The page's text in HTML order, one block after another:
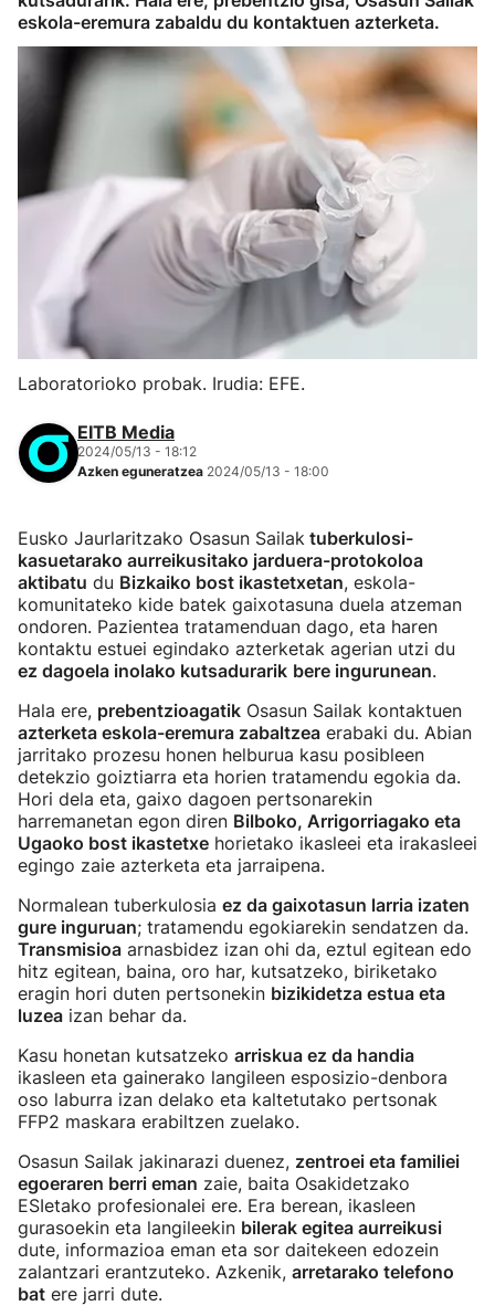
eskola-eremura zabaldu du kontaktuen azterketa.
Laboratorioko probak. Irudia: EFE.
EITB Media
2024/05/13 - 18:12
Azken eguneratzea 2024/05/13 - 18:00
Eusko Jaurlaritzako Osasun Sailak tuberkulosi-
kasuetarako aurreikusitako jarduera-protokoloa
aktibatu du Bizkaiko bost ikastetxetan, eskola-
komunitateko kide batek gaixotasuna duela atzeman
ondoren. Pazientea tratamenduan dago, eta haren
kontaktu estuei egindako azterketak agerian utzi du
ez dagoela inolako kutsadurarik bere ingurunean.
Hala ere, prebentzioagatik Osasun Sailak kontaktuen
azterketa eskola-eremura zabaltzea erabaki du. Abian
jarritako prozesu honen helburua kasu posibleen
detekzio goiztiarra eta horien tratamendu egokia da.
Hori dela eta, gaixo dagoen pertsonarekin
harremanetan egon diren Bilboko, Arrigorriagako eta
Ugaoko bost ikastetxe horietako ikasleei eta irakasleei
egingo zaie azterketa eta jarraipena.
Normalean tuberkulosia ez da gaixotasun larria izaten
gure inguruan; tratamendu egokiarekin sendatzen da.
Transmisioa arnasbidez izan ohi da, eztul egitean edo
hitz egitean, baina, oro har, kutsatzeko, biriketako
eragin hori duten pertsonekin bizikidetza estua eta
luzea izan behar da.
Kasu honetan kutsatzeko arriskua ez da handia
ikasleen eta gainerako langileen esposizio-denbora
oso laburra izan delako eta kaltetutako pertsonak
FFP2 maskara erabiltzen zuelako.
Osasun Sailak jakinarazi duenez, zentroei eta familiei
egoeraren berri eman zaie, baita Osakidetzako
ESIetako profesionalei ere. Era berean, ikasleen
gurasoekin eta langileekin bilerak egitea aurreikusi
dute, informazioa eman eta sor daitekeen edozein
zalantzari erantzuteko. Azkenik, arretarako telefono
bat ere jarri dute.